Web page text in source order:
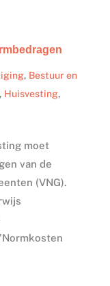
, Bestuur en
Huisvesting,
moet
van de
(VNG).